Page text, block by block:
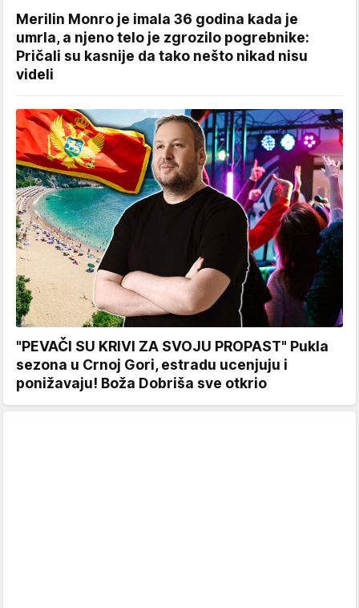
Merilin Monro je imala 36 godina kada je
umrla, a njeno telo je zgrozilo pogrebnike:
Pričali su kasnije da tako nešto nikad nisu
videli
"PEVAČI SU KRIVI ZA SVOJU PROPAST" Pukla
sezona u Crnoj Gori, estradu ucenjuju i
ponižavaju! Boža Dobriša sve otkrio